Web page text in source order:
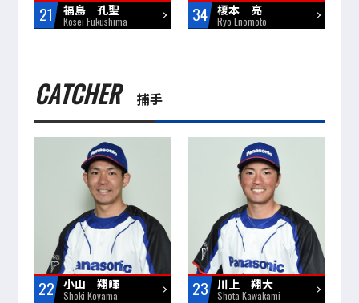
21 福島 孔聖
Kosei Fukushima 34 榎本 亮
Ryo Enomoto
CATCHER 捕手
22 小山 翔暉
Shoki Koyama 23 川上 翔大
Shota Kawakami